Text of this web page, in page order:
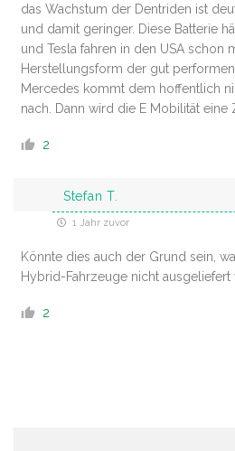
das Wachstum der Dentriden ist
und damit geringer. Diese Batterie
und Tesla fahren in den USA schon
Herstellungsform der gut
Mercedes kommt dem hoffentlich
nach. Dann wird die E Mobilität eine
2
Stefan T.
1 Jahr zuvor
Könnte dies auch der Grund sein,
Hybrid-Fahrzeuge nicht ausgeliefert
2